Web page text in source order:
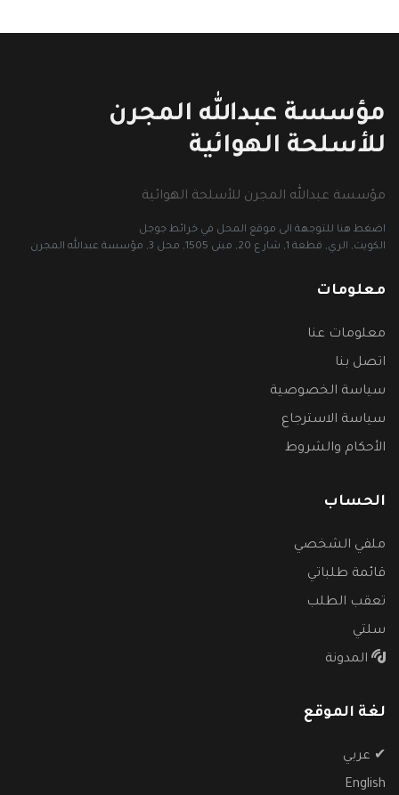
مؤسسة عبدالله المجرن
للأسلحة الهوائية
مؤسسة عبدالله المجرن للأسلحة الهوائية
اضغط هنا للتوجهة الى موقع المحل في خرائط جوجل
الكويت, الري, قطعة 1, شار ع 20, مبنى 1505, محل 3, مؤسسة عبدالله المجرن
معلومات
معلومات عنا
اتصل بنا
سياسة الخصوصية
سياسة الاسترجاع
الأحكام والشروط
الحساب
ملفي الشخصي
قائمة طلباتي
تعقب الطلب
سلتي
المدونة
لغة الموقع
✔ عربي
English